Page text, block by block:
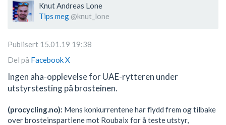
Knut Andreas Lone
Tips meg @knut_lone
Publisert 15.01.19 19:38
Del på FacebookX
Ingen aha-opplevelse for UAE-rytteren under
utstyrstesting på brosteinen.
(procycling.no): Mens konkurrentene har flydd frem og tilbake
over brosteinspartiene mot Roubaix for å teste utstyr,